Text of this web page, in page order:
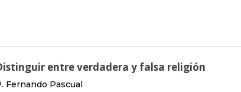
entre verdadera y falsa religión
Fernando Pascual